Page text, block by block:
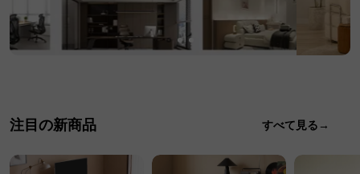
注目の新商品 すべて見る→